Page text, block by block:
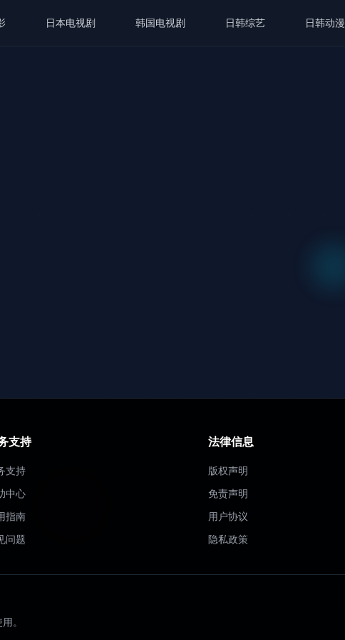
日本电视剧 韩国电视剧 日韩综艺 日韩动漫
支持
支持
中心
指南
问题
法律信息
版权声明
免责声明
用户协议
隐私政策
。